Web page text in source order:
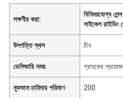
লক্ষণীয় করা:
বিনিময়যোগ্য
সাইকেল রাইডিং
উৎপত্তি স্থল চীন
ডেলিভারি সময় গ্রাহকের
ন্যূনতম চাহিদার পরিমাণ 200